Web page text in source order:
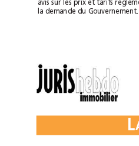
la demande du Gouvernement.
L